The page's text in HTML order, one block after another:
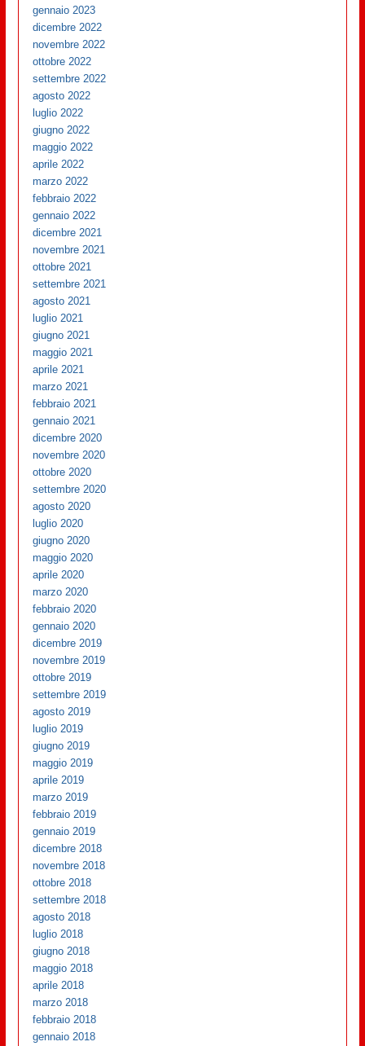
gennaio 2023
dicembre 2022
novembre 2022
ottobre 2022
settembre 2022
agosto 2022
luglio 2022
giugno 2022
maggio 2022
aprile 2022
marzo 2022
febbraio 2022
gennaio 2022
dicembre 2021
novembre 2021
ottobre 2021
settembre 2021
agosto 2021
luglio 2021
giugno 2021
maggio 2021
aprile 2021
marzo 2021
febbraio 2021
gennaio 2021
dicembre 2020
novembre 2020
ottobre 2020
settembre 2020
agosto 2020
luglio 2020
giugno 2020
maggio 2020
aprile 2020
marzo 2020
febbraio 2020
gennaio 2020
dicembre 2019
novembre 2019
ottobre 2019
settembre 2019
agosto 2019
luglio 2019
giugno 2019
maggio 2019
aprile 2019
marzo 2019
febbraio 2019
gennaio 2019
dicembre 2018
novembre 2018
ottobre 2018
settembre 2018
agosto 2018
luglio 2018
giugno 2018
maggio 2018
aprile 2018
marzo 2018
febbraio 2018
gennaio 2018